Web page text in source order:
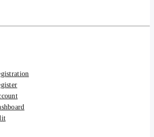
น ที่ดิน SEOขาย